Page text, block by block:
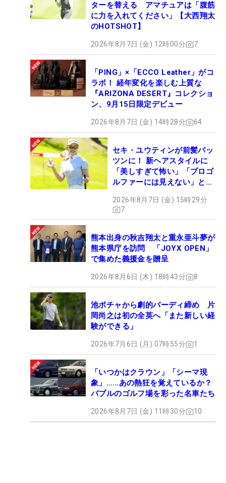
ターを替える アマチュアは「腹筋
に力を入れてください」【大西翔太
のHOTSHOT】
2026年8月7日 (金) 12時00分 7
「PING」×「ECCO Leather」がコ
ラボ！ 経年変化を楽しむ上質な
『ARIZONA DESERT』コレクショ
ン、9月15日限定デビュー
2026年8月7日 (金) 14時28分 64
セキ・ユウティンが前髪パッ
ツンに！ 新ヘアスタイルに
「美しすぎて怖い」「プロゴ
ルファーには見えない」とコ
2026年8月7日 (金) 15時29分
7
熊本出身の秋吉翔太と重永亜斗夢が
熊本県庁を訪問 「JOYX OPEN」
で集めた義援金を贈呈
2026年8月6日 (木) 18時43分 8
池ポチャから劇的バーディ締め 片
岡尚之は初の全英へ「また新しい経
験ができる」
2026年7月6日 (月) 07時55分 1
「いつかはクラウン」「シーマ現
象」……あの熱狂を覚えているか？
バブルのゴルフ場を彩った名車たち
2026年8月7日 (金) 11時30分 10